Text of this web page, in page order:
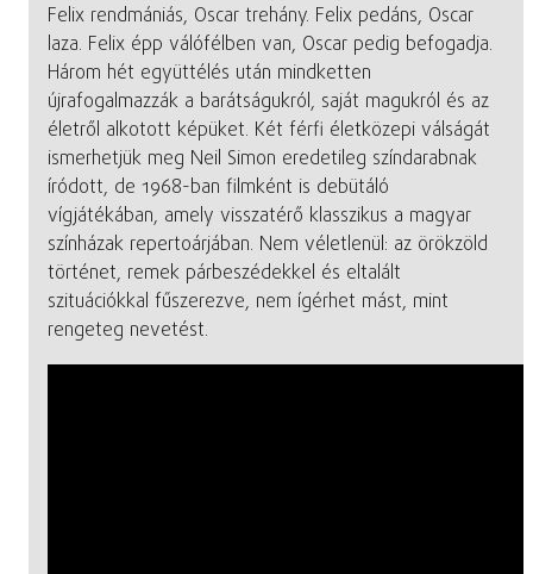
Felix rendmániás, Oscar trehány. Felix pedáns, Oscar
laza. Felix épp válófélben van, Oscar pedig befogadja.
Három hét együttélés után mindketten
újrafogalmazzák a barátságukról, saját magukról és az
életről alkotott képüket. Két férfi életközepi válságát
ismerhetjük meg Neil Simon eredetileg színdarabnak
íródott, de 1968-ban filmként is debütáló
vígjátékában, amely visszatérő klasszikus a magyar
színházak repertoárjában. Nem véletlenül: az örökzöld
történet, remek párbeszédekkel és eltalált
szituációkkal fűszerezve, nem ígérhet mást, mint
rengeteg nevetést.